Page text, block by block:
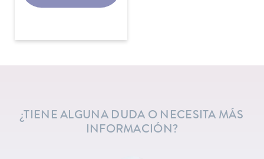
¿TIENE ALGUNA DUDA O NECESITA MÁS
INFORMACIÓN?